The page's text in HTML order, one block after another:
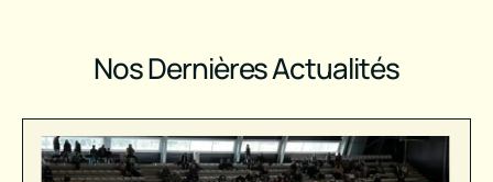
Nos Dernières Actualités